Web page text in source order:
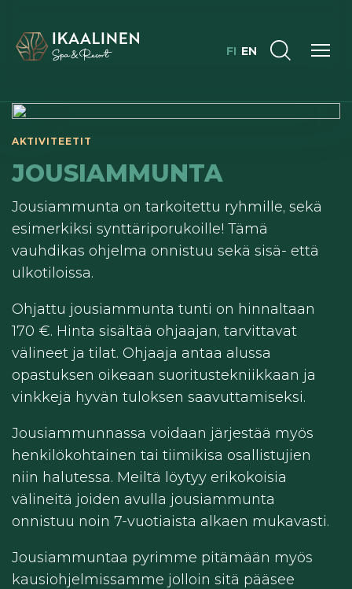
FI EN
AKTIVITEETIT
JOUSIAMMUNTA
Jousiammunta on tarkoitettu ryhmille, sekä
esimerkiksi synttäriporukoille! Tämä
vauhdikas ohjelma onnistuu sekä sisä- että
ulkotiloissa.
Ohjattu jousiammunta tunti on hinnaltaan
170 €. Hinta sisältää ohjaajan, tarvittavat
välineet ja tilat. Ohjaaja antaa alussa
opastuksen oikeaan suoritustekniikkaan ja
vinkkejä hyvän tuloksen saavuttamiseksi.
Jousiammunnassa voidaan järjestää myös
henkilökohtainen tai tiimikisa osallistujien
niin halutessa. Meiltä löytyy erikokoisia
välineitä joiden avulla jousiammunta
onnistuu noin 7-vuotiaista alkaen mukavasti.
Jousiammuntaa pyrimme pitämään myös
kausiohjelmissamme jolloin sitä pääsee